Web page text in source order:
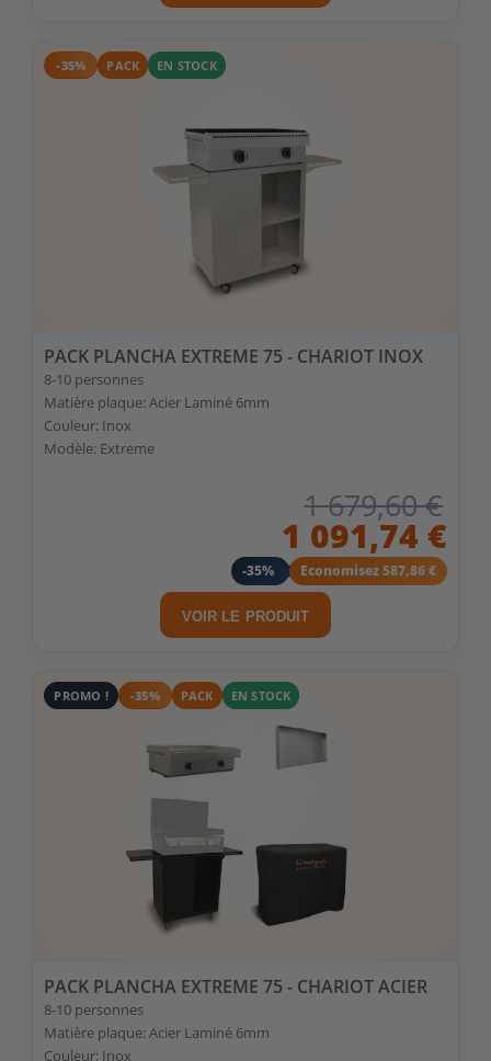
-35% PACK EN STOCK
PACK PLANCHA EXTREME 75 - CHARIOT INOX
8-10 personnes
Matière plaque: Acier Laminé 6mm
Couleur: Inox
Modèle: Extreme
1 679,60 €
1 091,74 €
-35% Economisez 587,86 €
VOIR LE PRODUIT
PROMO ! -35% PACK EN STOCK
PACK PLANCHA EXTREME 75 - CHARIOT ACIER
8-10 personnes
Matière plaque: Acier Laminé 6mm
Couleur: Inox